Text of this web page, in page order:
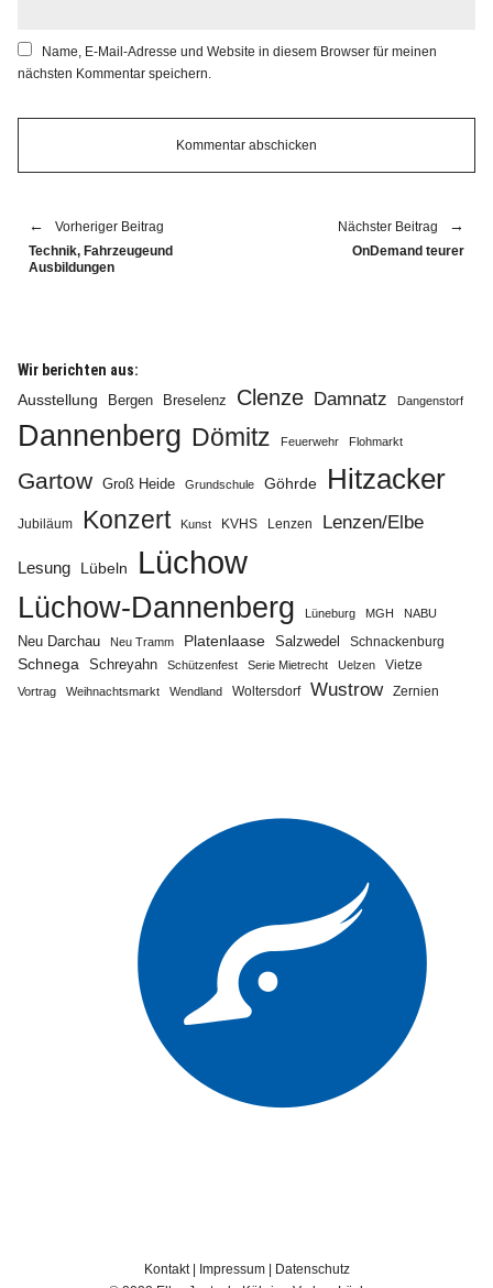
Name, E-Mail-Adresse und Website in diesem Browser für meinen
nächsten Kommentar speichern.
Vorheriger Beitrag
Technik, Fahrzeugeund
Ausbildungen
Nächster Beitrag
OnDemand teurer
Wir berichten aus:
Ausstellung
Bergen Breselenz Clenze Damnatz Dangenstorf
Dannenberg Dömitz Feuerwehr Flohmarkt
Gartow Groß Heide Grundschule Göhrde Hitzacker
Jubiläum Konzert Kunst KVHS Lenzen Lenzen/Elbe
Lesung Lübeln Lüchow
Lüchow-Dannenberg Lüneburg MGH NABU
Neu Darchau Neu Tramm Platenlaase Salzwedel Schnackenburg
Schnega Schreyahn Schützenfest Serie Mietrecht Uelzen Vietze
Vortrag Weihnachtsmarkt Wendland Woltersdorf Wustrow Zernien
Kontakt| Impressum|
Datenschutz